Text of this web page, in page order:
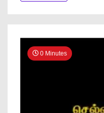
0 Minutes